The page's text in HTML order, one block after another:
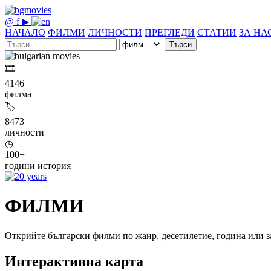
@ f ▶
НАЧАЛО ФИЛМИ ЛИЧНОСТИ ПРЕГЛЕДИ СТАТИИ ЗА
Търси
🎞
4146
филма
🏷
8473
личности
◷
100+
години история
ФИЛМИ
Открийте български филми по жанр, десетилетие, година или
Интерактивна карта